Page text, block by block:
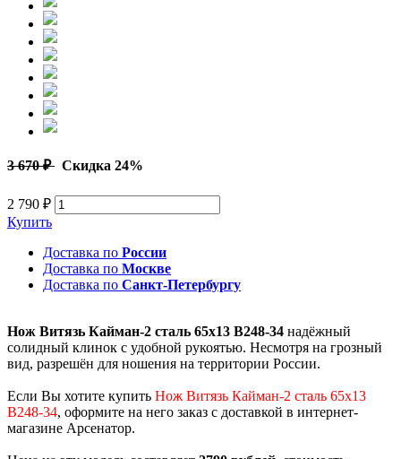
3 670 ₽ Скидка 24%
2 790 ₽
Купить
Доставка по России
Доставка по Москве
Доставка по Санкт-Петербургу
Нож Витязь Кайман-2 сталь 65х13 B248-34 надёжный
солидный клинок с удобной рукоятью. Несмотря на грозный
вид, разрешён для ношения на территории России.
Если Вы хотите купить Нож Витязь Кайман-2 сталь 65х13
B248-34, оформите на него заказ с доставкой в интернет-
магазине Арсенатор.